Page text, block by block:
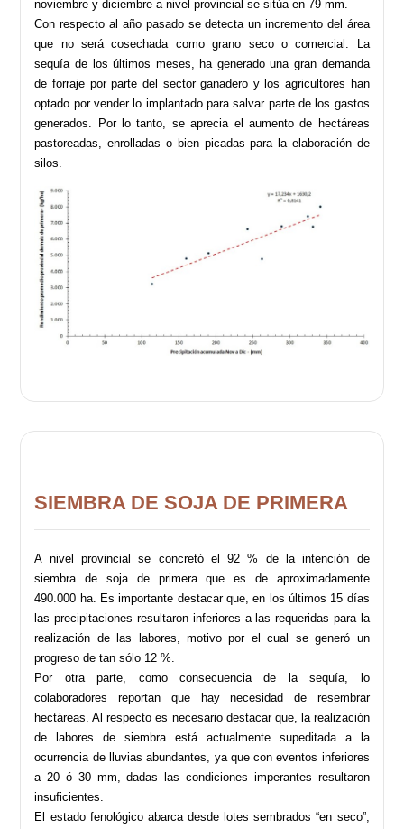
noviembre y diciembre a nivel provincial se sitúa en 79 mm.
Con respecto al año pasado se detecta un incremento del área
que no será cosechada como grano seco o comercial. La
sequía de los últimos meses, ha generado una gran demanda
de forraje por parte del sector ganadero y los agricultores han
optado por vender lo implantado para salvar parte de los gastos
generados. Por lo tanto, se aprecia el aumento de hectáreas
pastoreadas, enrolladas o bien picadas para la elaboración de
silos.
SIEMBRA DE SOJA DE PRIMERA
A nivel provincial se concretó el 92 % de la intención de
siembra de soja de primera que es de aproximadamente
490.000 ha. Es importante destacar que, en los últimos 15 días
las precipitaciones resultaron inferiores a las requeridas para la
realización de las labores, motivo por el cual se generó un
progreso de tan sólo 12 %.
Por otra parte, como consecuencia de la sequía, lo
colaboradores reportan que hay necesidad de resembrar
hectáreas. Al respecto es necesario destacar que, la realización
de labores de siembra está actualmente supeditada a la
ocurrencia de lluvias abundantes, ya que con eventos inferiores
a 20 ó 30 mm, dadas las condiciones imperantes resultaron
insuficientes.
El estado fenológico abarca desde lotes sembrados “en seco”,